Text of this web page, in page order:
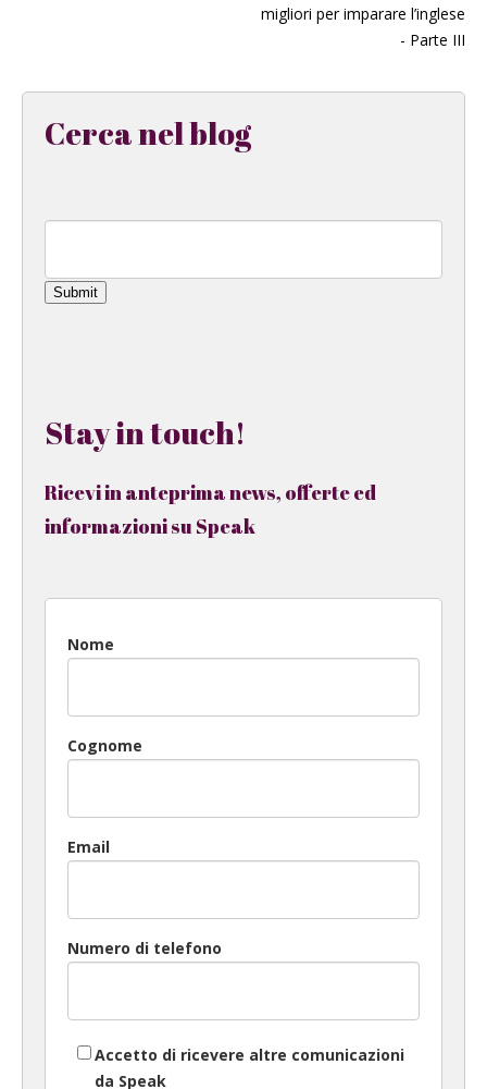
migliori per imparare l’inglese
- Parte III
Cerca nel blog
Submit
Stay in touch!
Ricevi in anteprima news, offerte ed
informazioni su Speak
Nome
Cognome
Email
Numero di telefono
Accetto di ricevere altre comunicazioni
da Speak